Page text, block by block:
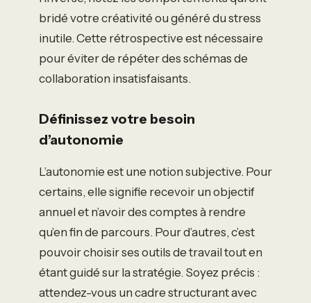
bridé votre créativité ou généré du stress
inutile. Cette rétrospective est nécessaire
pour éviter de répéter des schémas de
collaboration insatisfaisants.
Définissez votre besoin
d’autonomie
L’autonomie est une notion subjective. Pour
certains, elle signifie recevoir un objectif
annuel et n’avoir des comptes à rendre
qu’en fin de parcours. Pour d’autres, c’est
pouvoir choisir ses outils de travail tout en
étant guidé sur la stratégie. Soyez précis :
attendez-vous un cadre structurant avec